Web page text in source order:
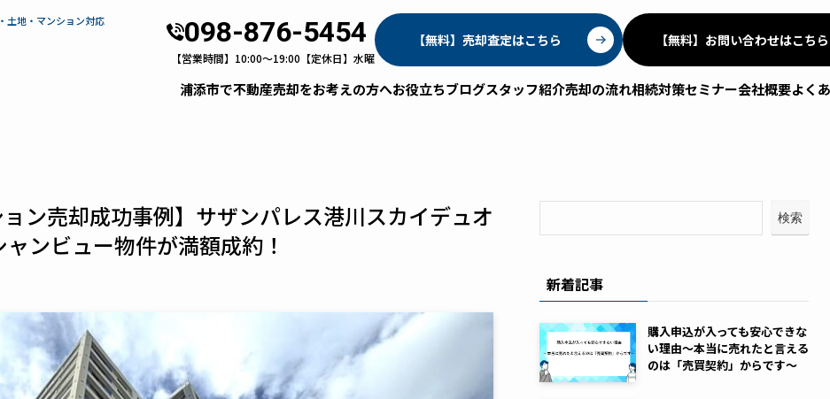
土地・マンション対応 098-876-5454
【営業時間】10:00～19:00【定休日】水曜
【無料】売却査定はこちら 【無料】お問い合わせはこちら
浦添市で不動産売却をお考えの方へお役立ちブログスタッフ紹介売却の流れ相続対策セミナー会社概要よく
ョン売却成功事例】サザンパレス港川スカイデュオ
ンビュー物件が満額成約！
検索
新着記事
購入申込が入っても安心できな
い理由～本当に売れたと言える
のは「売買契約」からです～